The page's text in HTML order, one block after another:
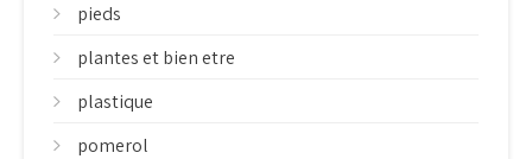
pieds
plantes et bien etre
plastique
pomerol